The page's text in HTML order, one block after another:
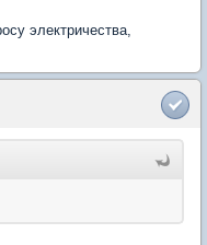
электричества,